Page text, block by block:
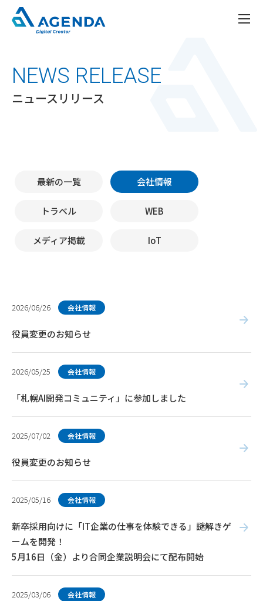
NEWS RELEASE
ニュースリリース
最新の一覧 会社情報
トラベル WEB
メディア掲載 IoT
2026/06/26 会社情報
役員変更のお知らせ
2026/05/25 会社情報
「札幌AI開発コミュニティ」に参加しました
2025/07/02 会社情報
役員変更のお知らせ
2025/05/16 会社情報
新卒採用向けに「IT企業の仕事を体験できる」謎解きゲ
ームを開発！
5月16日（金）より合同企業説明会にて配布開始
2025/03/06 会社情報